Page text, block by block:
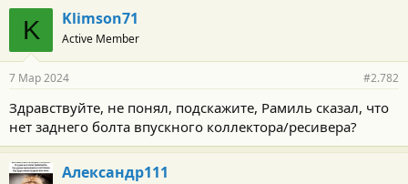
г
о
д
а
н
с
т
и
:
K Klimson71
Active Member
7 Мар 2024 #2.782
Здравствуйте, не понял, подскажите, Рамиль сказал, что
нет заднего болта впускного коллектора/ресивера?
Александр111